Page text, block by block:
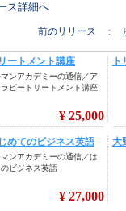
ス詳細へ
前のリリース :